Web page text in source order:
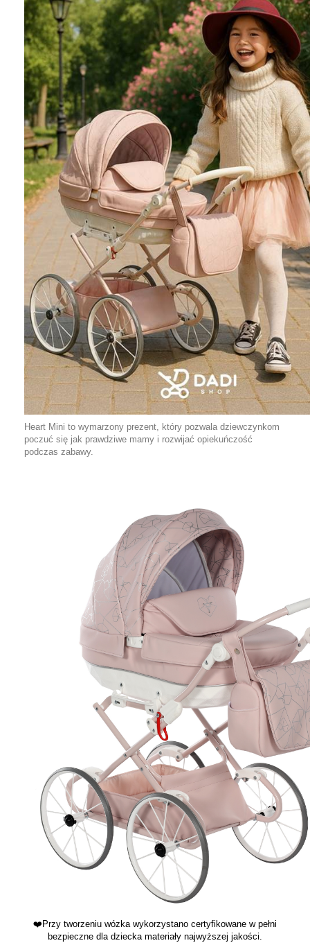
Heart Mini to wymarzony prezent, który pozwala dziewczynkom
poczuć się jak prawdziwe mamy i rozwijać opiekuńczość
podczas zabawy.
❤️Przy tworzeniu wózka wykorzystano certyfikowane w pełni
bezpieczne dla dziecka materiały najwyższej jakości.